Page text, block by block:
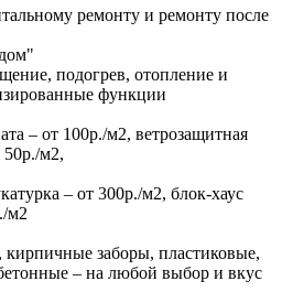
ремонту и ремонту после
подогрев, отопление и
функции
– от 100р./м2, ветрозащитная
50р./м2,
– от 300р./м2, блок-хаус
м2
кирпичные заборы, пластиковые,
– на любой выбор и вкус